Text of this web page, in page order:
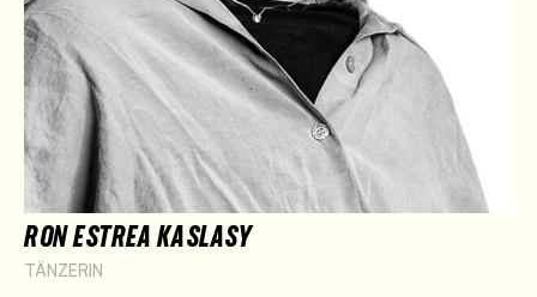
RON ESTREA KASLASY
TÄNZERIN